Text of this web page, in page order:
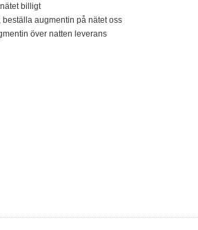
billigt
augmentin på nätet oss
över natten leverans